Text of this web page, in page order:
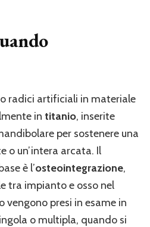
radici artificiali in materiale
in titanio, inserite
per sostenere una
o un’intera arcata. Il
è l’osteointegrazione,
tra impianto e osso nel
presi in esame in
o multipla, quando si